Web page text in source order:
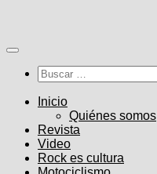
contenido
Buscar:
Inicio
Quiénes somos
Revista
Video
Rock es cultura